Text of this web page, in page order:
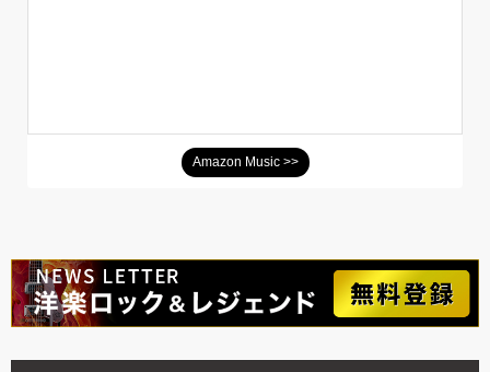
Amazon Music >>